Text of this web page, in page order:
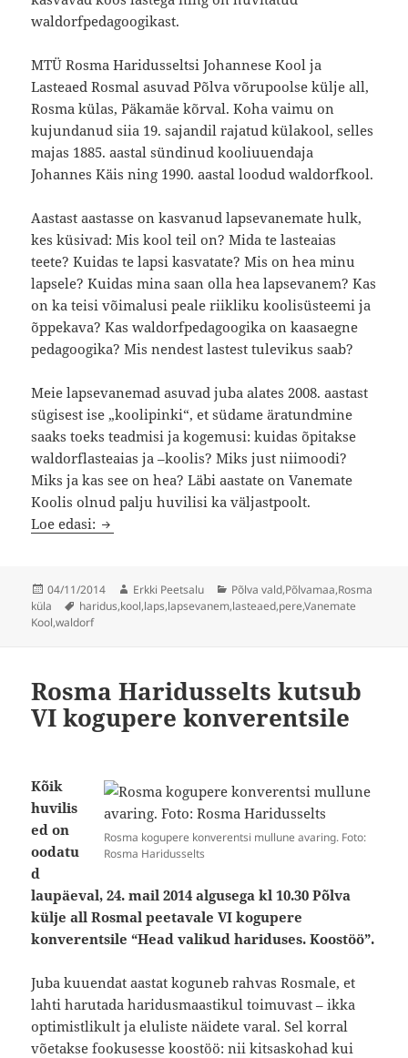
waldorfpedagoogikast.
MTÜ Rosma Haridusseltsi Johannese Kool ja
Lasteaed Rosmal asuvad Põlva võrupoolse külje all,
Rosma külas, Päkamäe kõrval. Koha vaimu on
kujundanud siia 19. sajandil rajatud külakool, selles
majas 1885. aastal sündinud kooliuuendaja
Johannes Käis ning 1990. aastal loodud waldorfkool.
Aastast aastasse on kasvanud lapsevanemate hulk,
kes küsivad: Mis kool teil on? Mida te lasteaias
teete? Kuidas te lapsi kasvatate? Mis on hea minu
lapsele? Kuidas mina saan olla hea lapsevanem? Kas
on ka teisi võimalusi peale riikliku koolisüsteemi ja
õppekava? Kas waldorfpedagoogika on kaasaegne
pedagoogika? Mis nendest lastest tulevikus saab?
Meie lapsevanemad asuvad juba alates 2008. aastast
sügisest ise „koolipinki“, et südame äratundmine
saaks toeks teadmisi ja kogemusi: kuidas õpitakse
waldorflasteaias ja –koolis? Miks just niimoodi?
Miks ja kas see on hea? Läbi aastate on Vanemate
Koolis olnud palju huvilisi ka väljastpoolt.
Loe edasi: Rosma Vanemate Kool kutsub vanemaid taas
Postitatud
04/11/2014 Autor
Erkki Peetsalu Rubriigid
Põlva vald,Põlvamaa,Rosma
küla
Sildid
haridus,kool,laps,lapsevanem,lasteaed,pere,Vanemate
Kool,waldorf
Rosma Haridusselts kutsub
VI kogupere konverentsile
Rosma kogupere konverentsi mullune avaring. Foto:
Rosma Haridusselts
Kõik
huvilis
ed on
oodatu
d
laupäeval, 24. mail 2014 algusega kl 10.30 Põlva
külje all Rosmal peetavale VI kogupere
konverentsile “Head valikud hariduses. Koostöö”.
Juba kuuendat aastat koguneb rahvas Rosmale, et
lahti harutada haridusmaastikul toimuvast – ikka
optimistlikult ja eluliste näidete varal. Sel korral
võetakse fookusesse koostöö: nii kitsaskohad kui